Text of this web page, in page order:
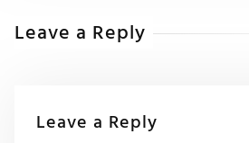
Leave a Reply
Leave a Reply